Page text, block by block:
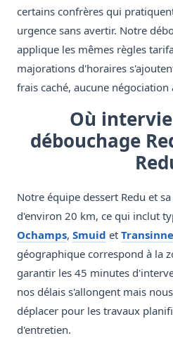
certains confrères qui
urgence sans avertir. Notre
applique les mêmes règles
majorations d'horaires
frais caché, aucune
Où
débouchage
Notre équipe dessert Redu et
d'environ 20 km, ce qui inclut
Ochamps, Smuid et Transinne
géographique correspond à la
garantir les 45 minutes
nos délais s'allongent mais
déplacer pour les travaux
d'entretien.